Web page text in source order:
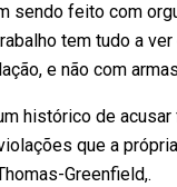
sendo feito com
tem tudo a
e não com
histórico de
que a
Greenfield,.